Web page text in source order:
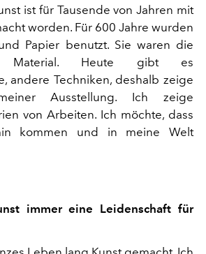
ist für Tausende von Jahren mit
worden. Für 600 Jahre wurden
Papier benutzt. Sie waren die
Material. Heute gibt es
andere Techniken, deshalb zeige
Ausstellung. Ich zeige
von Arbeiten. Ich möchte, dass
kommen und in meine Welt
immer eine Leidenschaft für